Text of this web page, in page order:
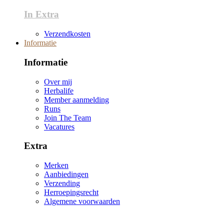
In Extra
Verzendkosten
Informatie
Informatie
Over mij
Herbalife
Member aanmelding
Runs
Join The Team
Vacatures
Extra
Merken
Aanbiedingen
Verzending
Herroepingsrecht
Algemene voorwaarden